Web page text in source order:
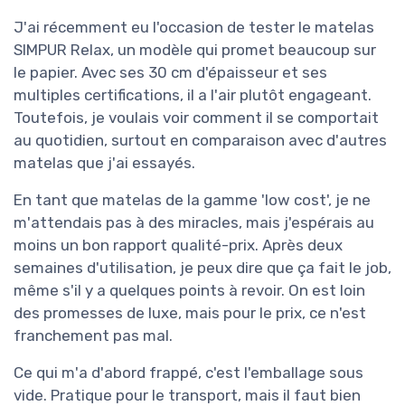
J'ai récemment eu l'occasion de tester le matelas
SIMPUR Relax, un modèle qui promet beaucoup sur
le papier. Avec ses 30 cm d'épaisseur et ses
multiples certifications, il a l'air plutôt engageant.
Toutefois, je voulais voir comment il se comportait
au quotidien, surtout en comparaison avec d'autres
matelas que j'ai essayés.
En tant que matelas de la gamme 'low cost', je ne
m'attendais pas à des miracles, mais j'espérais au
moins un bon rapport qualité-prix. Après deux
semaines d'utilisation, je peux dire que ça fait le job,
même s'il y a quelques points à revoir. On est loin
des promesses de luxe, mais pour le prix, ce n'est
franchement pas mal.
Ce qui m'a d'abord frappé, c'est l'emballage sous
vide. Pratique pour le transport, mais il faut bien